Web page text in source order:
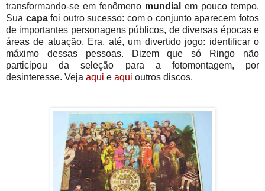
transformando-se em fenômeno mundial em pouco tempo.
Sua capafoi outro sucesso: com o conjunto aparecem fotos
de importantes personagens públicos, de diversas épocas e
áreas de atuação. Era, até, um divertido jogo: identificar o
máximo dessas pessoas. Dizem que só Ringo não
participou da seleção para a fotomontagem, por
desinteresse. Veja aqui e aqui outros discos.